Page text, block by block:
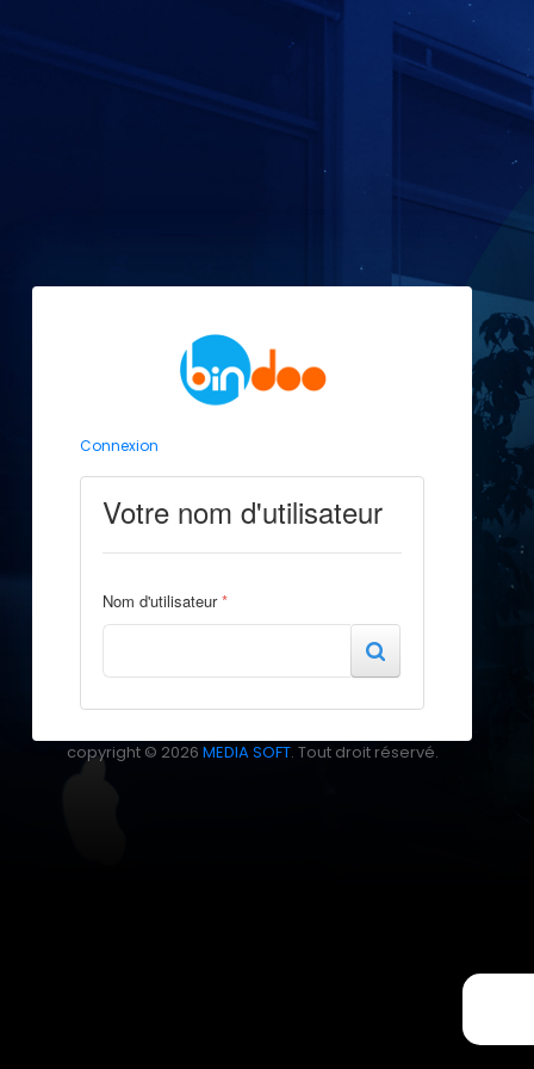
Connexion
Votre nom d'utilisateur
Nom d'utilisateur*
copyright © 2026 MEDIA SOFT. Tout droit réservé.